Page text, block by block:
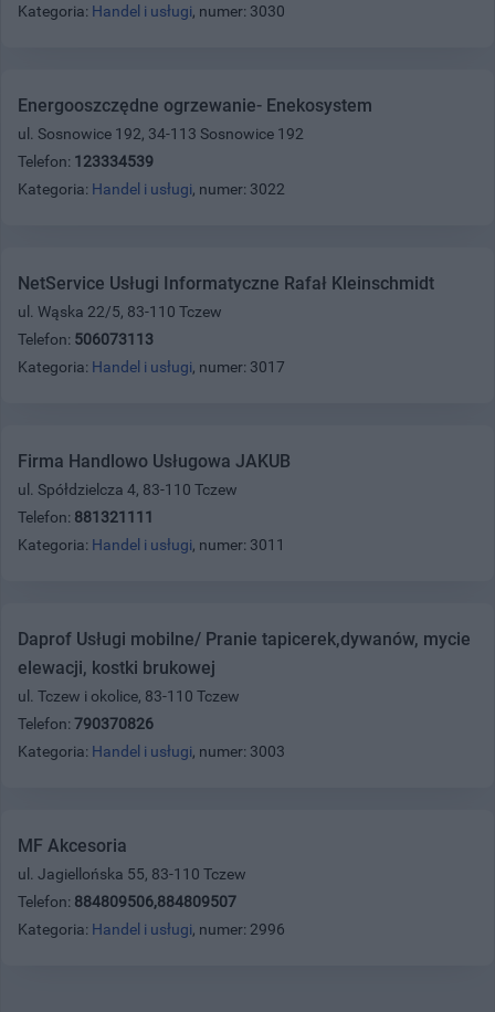
Kategoria: Handel i usługi, numer: 3030
Energooszczędne ogrzewanie- Enekosystem
ul. Sosnowice 192, 34-113 Sosnowice 192
Telefon: 123334539
Kategoria: Handel i usługi, numer: 3022
NetService Usługi Informatyczne Rafał Kleinschmidt
ul. Wąska 22/5, 83-110 Tczew
Telefon: 506073113
Kategoria: Handel i usługi, numer: 3017
Firma Handlowo Usługowa JAKUB
ul. Spółdzielcza 4, 83-110 Tczew
Telefon: 881321111
Kategoria: Handel i usługi, numer: 3011
Daprof Usługi mobilne/ Pranie tapicerek,dywanów, mycie
elewacji, kostki brukowej
ul. Tczew i okolice, 83-110 Tczew
Telefon: 790370826
Kategoria: Handel i usługi, numer: 3003
MF Akcesoria
ul. Jagiellońska 55, 83-110 Tczew
Telefon: 884809506,884809507
Kategoria: Handel i usługi, numer: 2996